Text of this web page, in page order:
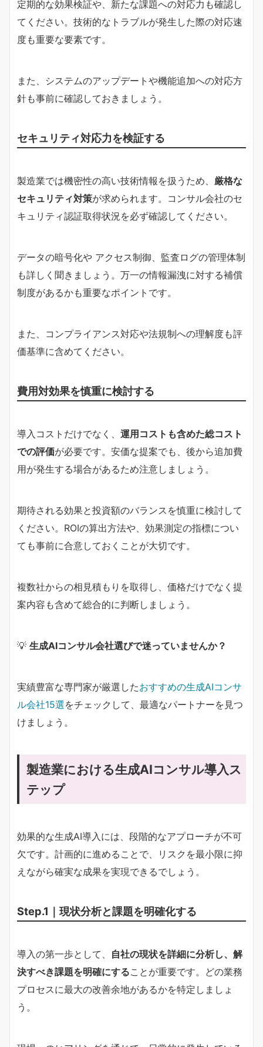
定期的な効果検証や、新たな課題への対応力も確認し
てください。技術的なトラブルが発生した際の対応速
度も重要な要素です。
また、システムのアップデートや機能追加への対応方
針も事前に確認しておきましょう。
セキュリティ対応力を検証する
製造業では機密性の高い技術情報を扱うため、 厳格な
セキュリティ対策が求められます。コンサル会社のセ
キュリティ認証取得状況を必ず確認してください。
データの暗号化や アクセス制御、監査ログの管理体制
も詳しく聞きましょう。万一の情報漏洩に対する補償
制度があるかも重要なポイントです。
また、コンプライアンス対応や法規制への理解度も評
価基準に含めてください。
費用対効果を慎重に検討する
導入コストだけでなく、 運用コストも含めた総コスト
での評価が必要です。安価な提案でも、後から追加費
用が発生する場合があるため注意しましょう。
期待される効果と投資額のバランスを慎重に検討して
ください。ROIの算出方法や、効果測定の指標につい
ても事前に合意しておくことが大切です。
複数社からの相見積もりを取得し、価格だけでなく提
案内容も含めて総合的に判断しましょう。
💡 生成AIコンサル会社選びで迷っていませんか？
実績豊富な専門家が厳選したおすすめの生成AIコンサ
ル会社15選をチェックして、最適なパートナーを見つ
けましょう。
製造業における生成AIコンサル導入ス
テップ
効果的な生成AI導入には、段階的なアプローチが不可
欠です。計画的に進めることで、リスクを最小限に抑
えながら確実な成果を実現できるでしょう。
Step.1｜現状分析と課題を明確化する
導入の第一歩として、 自社の現状を詳細に分析し、解
決すべき課題を明確にすることが重要です。どの業務
プロセスに最大の改善余地があるかを特定しましょ
う。